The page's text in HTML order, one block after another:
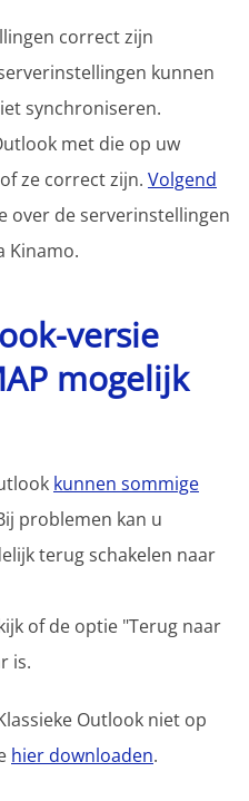
correct zijn
kunnen
synchroniseren.
met die op uw
ze correct zijn. Volgend
over de serverinstellingen
Kinamo.
versie
mogelijk
kunnen sommige
problemen kan u
terug schakelen naar
of de optie "Terug naar
is.
Outlook niet op
hier downloaden.